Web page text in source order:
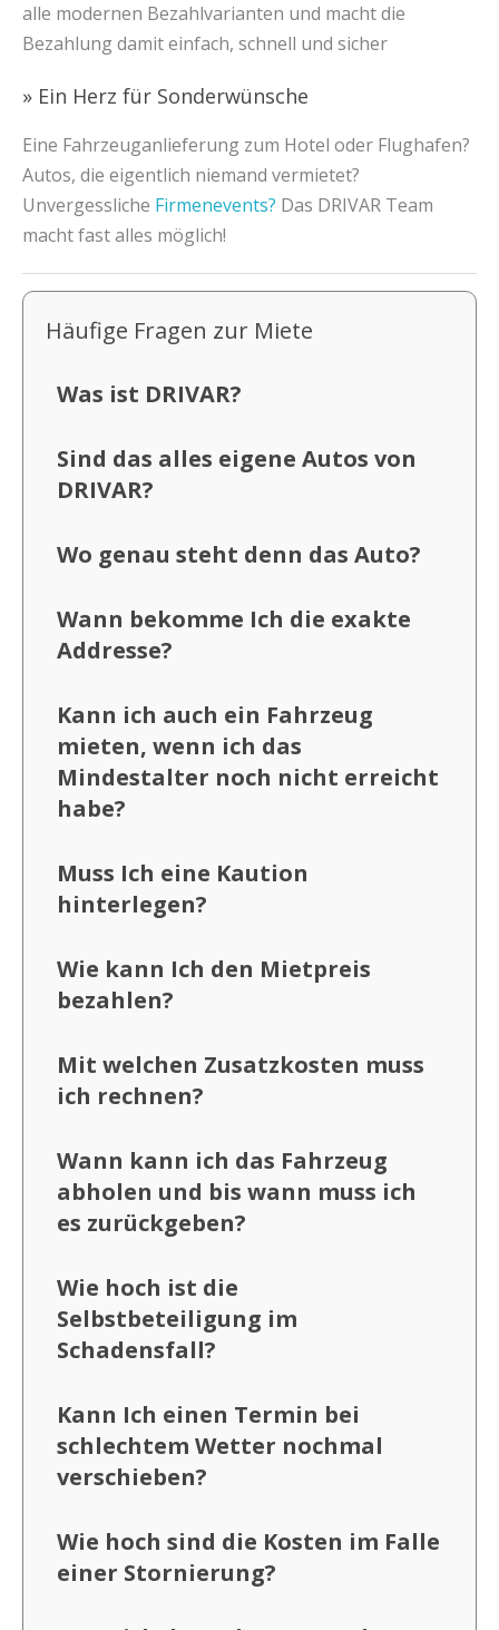
alle modernen Bezahlvarianten und macht die
Bezahlung damit einfach, schnell und sicher
» Ein Herz für Sonderwünsche
Eine Fahrzeuganlieferung zum Hotel oder Flughafen?
Autos, die eigentlich niemand vermietet?
Unvergessliche Firmenevents? Das DRIVAR Team
macht fast alles möglich!
Häufige Fragen zur Miete
Was ist DRIVAR?
Sind das alles eigene Autos von
DRIVAR?
Wo genau steht denn das Auto?
Wann bekomme Ich die exakte
Addresse?
Kann ich auch ein Fahrzeug
mieten, wenn ich das
Mindestalter noch nicht erreicht
habe?
Muss Ich eine Kaution
hinterlegen?
Wie kann Ich den Mietpreis
bezahlen?
Mit welchen Zusatzkosten muss
ich rechnen?
Wann kann ich das Fahrzeug
abholen und bis wann muss ich
es zurückgeben?
Wie hoch ist die
Selbstbeteiligung im
Schadensfall?
Kann Ich einen Termin bei
schlechtem Wetter nochmal
verschieben?
Wie hoch sind die Kosten im Falle
einer Stornierung?